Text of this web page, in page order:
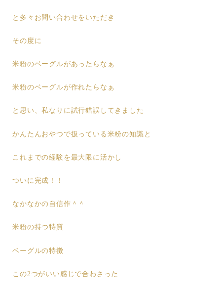
と多々お問い合わせをいただき
その度に
米粉のベーグルがあったらなぁ
米粉のベーグルが作れたらなぁ
と思い、私なりに試行錯誤してきました
かんたんおやつで扱っている米粉の知識と
これまでの経験を最大限に活かし
ついに完成！！
なかなかの自信作＾＾
米粉の持つ特質
ベーグルの特徴
この2つがいい感じで合わさった